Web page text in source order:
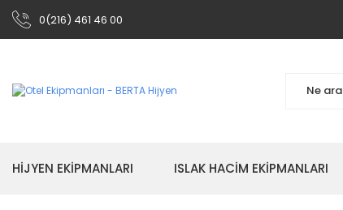
0(216) 461 46 00
HİJYEN EKİPMANLARI ISLAK HACİM EKİPMANLARI